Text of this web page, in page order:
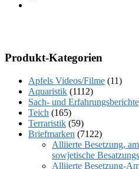
Produkt-Kategorien
Apfels Videos/Filme (11)
Aquaristik (1112)
Sach- und Erfahrungsberichte
Teich (165)
Terraristik (59)
Briefmarken (7122)
Alliierte Besetzung,
sowjetische
Alliierte Besetzung-